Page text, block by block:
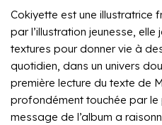
Cokiyette est une illustratrice
par l’illustration jeunesse,
textures pour donner vie à
quotidien, dans un univers
première lecture du texte de
profondément touchée par le
message de l’album a